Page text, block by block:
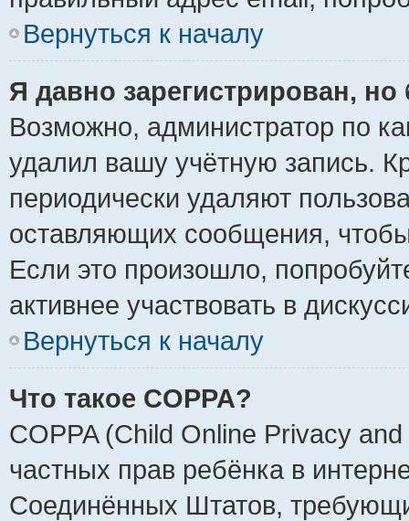
Вернуться к началу
Я давно зарегистрирован,
Возможно, администратор по
удалил вашу учётную запись.
периодически удаляют
оставляющих сообщения,
Если это произошло,
активнее участвовать в
Вернуться к началу
Что такое COPPA?
COPPA (Child Online Privacy
частных прав ребёнка в
Соединённых Штатов,